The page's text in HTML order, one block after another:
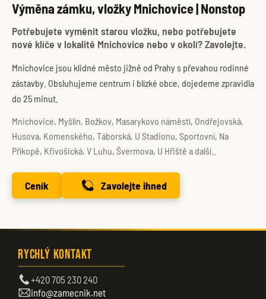
Výměna zámku, vložky Mnichovice | Nonstop
Potřebujete vyměnit starou vložku, nebo potřebujete
nové klíče v lokalitě Mnichovice nebo v okolí? Zavolejte.
Mnichovice jsou klidné město jižně od Prahy s převahou rodinné
zástavby. Obsluhujeme centrum i blízké obce, dojedeme zpravidla
do 25 minut.
Mnichovice, Myšlín, Božkov, Masarykovo náměstí, Ondřejovská,
Husova, Komenského, Táborská, U Stadionu, Sportovní, Na
Příkopě, Křivošická, V Luhu, Švermova, U Hřiště a další..
Ceník Zavolejte ihned
Rychlý kontakt
+420 705 230 240
info@zamecnik.net